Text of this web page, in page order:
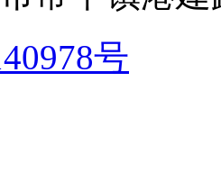
号